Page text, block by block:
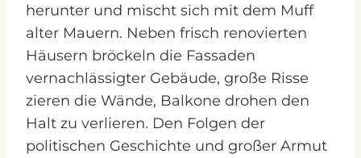
herunter und mischt sich mit dem Muff
alter Mauern. Neben frisch renovierten
Häusern bröckeln die Fassaden
vernachlässigter Gebäude, große Risse
zieren die Wände, Balkone drohen den
Halt zu verlieren. Den Folgen der
politischen Geschichte und großer Armut